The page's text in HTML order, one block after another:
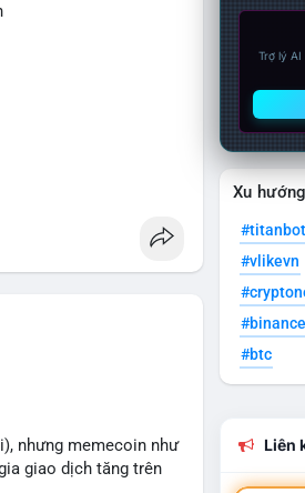
nhưng memecoin như
giao dịch tăng trên
Trợ lý
Xu
#titanbot
#vlikevn
#btc
Liên